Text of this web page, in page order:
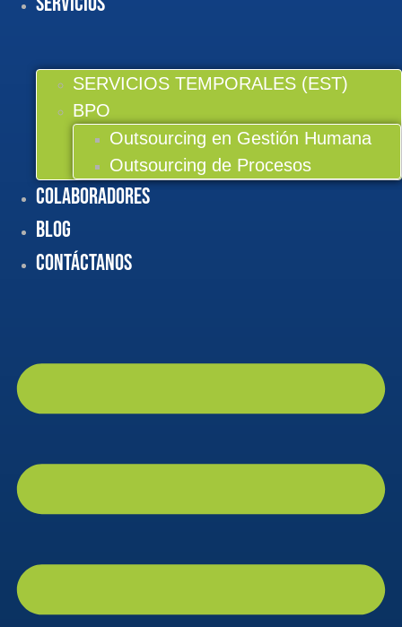
SERVICIOS TEMPORALES (EST)
BPO
Outsourcing en Gestión Humana
Outsourcing de Procesos
Colaboradores
BLOG
Contáctanos